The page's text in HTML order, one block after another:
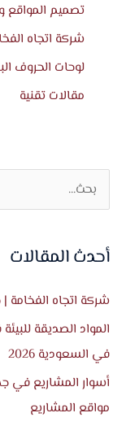
تصميم المواقع
شركة اتجاه
لوحات الحروف
مقالات تقنية
ل
ب
ح
ث
أحدث المقالات
شركة اتجاه الفخامة |
المواد الصديقة
في السعودية 2026
أسوار المشاريع في
مواقع المشاريع